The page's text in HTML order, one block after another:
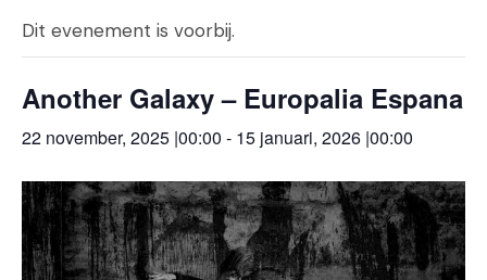
Dit evenement is voorbij.
Another Galaxy – Europalia Espana
22 november, 2025 |00:00 - 15 januari, 2026 |00:00